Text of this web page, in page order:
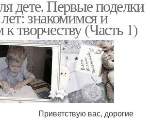
дете. Первые поделки
знакомимся и
творчеству (Часть 1)
вас, дорогие